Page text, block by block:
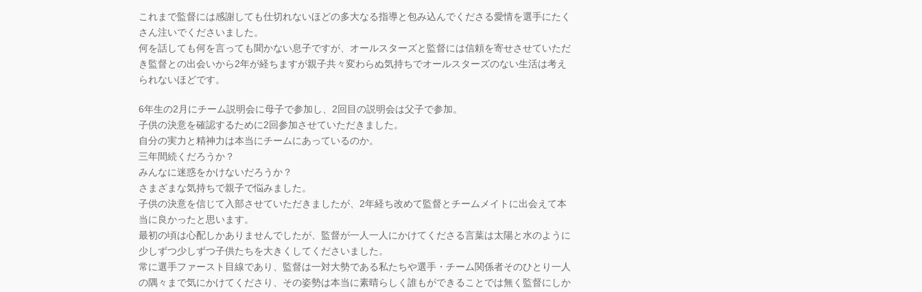
これまで監督には感謝しても仕切れないほどの多大なる指導と包み込んでくださる愛情を選手にたく
さん注いでくださいました。
何を話しても何を言っても聞かない息子ですが、オールスターズと監督には信頼を寄せさせていただ
き監督との出会いから2年が経ちますが親子共々変わらぬ気持ちでオールスターズのない生活は考え
られないほどです。
6年生の2月にチーム説明会に母子で参加し、2回目の説明会は父子で参加。
子供の決意を確認するために2回参加させていただきました。
自分の実力と精神力は本当にチームにあっているのか。
三年間続くだろうか？
みんなに迷惑をかけないだろうか？
さまざまな気持ちで親子で悩みました。
子供の決意を信じて入部させていただきましたが、2年経ち改めて監督とチームメイトに出会えて本
当に良かったと思います。
最初の頃は心配しかありませんでしたが、監督が一人一人にかけてくださる言葉は太陽と水のように
少しずつ少しずつ子供たちを大きくしてくださいました。
常に選手ファースト目線であり、監督は一対大勢である私たちや選手・チーム関係者そのひとり一人
の隅々まで気にかけてくださり、その姿勢は本当に素晴らしく誰もができることでは無く監督にしか